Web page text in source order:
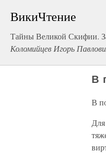
ВикиЧтение
Тайны Великой Скифии.
Коломийцев Игорь
В
В